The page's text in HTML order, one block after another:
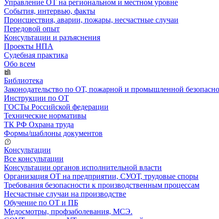
Управление ОТ на региональном и местном уровне
События, интервью, факты
Происшествия, аварии, пожары, несчастные случаи
Передовой опыт
Консультации и разъяснения
Проекты НПА
Судебная практика
Обо всем
Библиотека
Законодательство по ОТ, пожарной и промышленной
Инструкции по ОТ
ГОСТы Российской федерации
Технические нормативы
ТК РФ Охрана труда
Формы/шаблоны документов
Консультации
Все консультации
Консультации органов исполнительной власти
Организация ОТ на предприятии, СУОТ, трудовые споры
Требования безопасности к производственным процессам
Несчастные случаи на производстве
Обучение по ОТ и ПБ
Медосмотры, профзаболевания, МСЭ.